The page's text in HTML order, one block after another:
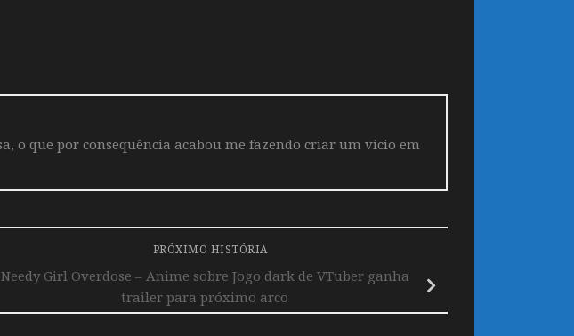
o que por consequência acabou me fazendo criar um vicio em
PRÓXIMO HISTÓRIA
Needy Girl Overdose – Anime sobre Jogo dark de VTuber ganha
trailer para próximo arco